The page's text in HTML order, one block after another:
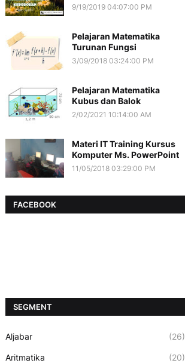
9/19/2019 04:07:00 PM
Pelajaran Matematika
Turunan Fungsi
3/09/2018 03:24:00 PM
Pelajaran Matematika
Kubus dan Balok
2/02/2021 10:14:00 AM
Materi IT Training Kursus
Komputer Ms. PowerPoint
11/05/2018 03:29:00 PM
FACEBOOK
SEGMENT
Aljabar (26)
Aritmatika (20)